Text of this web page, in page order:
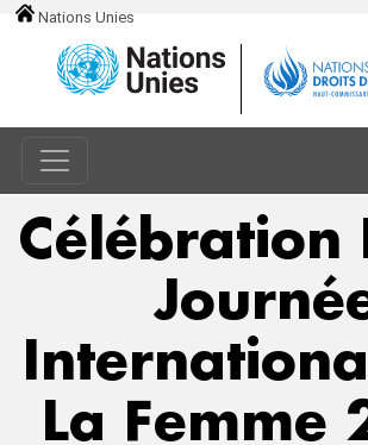
Nations Unies
Célébration
La Femme